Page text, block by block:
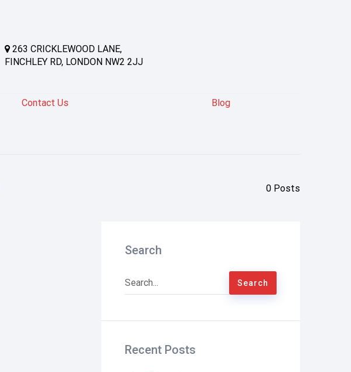
263 CRICKLEWOOD LANE,
FINCHLEY RD, LONDON NW2 2JJ
Contact Us Blog
0 Posts
Search
Recent Posts